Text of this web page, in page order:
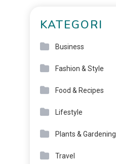
KATEGORI
Business
Fashion & Style
Food & Recipes
Lifestyle
Plants & Gardening
Travel